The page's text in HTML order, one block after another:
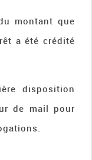
montant que
a été crédité
disposition
de mail pour